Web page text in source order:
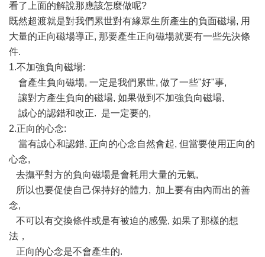
看了上面的解說那應該怎麼做呢?
既然超渡就是對我們累世對有緣眾生所產生的負面磁場, 用
大量的正向磁場導正, 那要產生正向磁場就要有一些先決條
件.
1.不加強負向磁場:
會產生負向磁場, 一定是我們累世, 做了一些"好"事,
讓對方產生負向的磁場, 如果做到不加強負向磁場,
誠心的認錯和改正. 是一定要的,
2.正向的心念:
當有誠心和認錯, 正向的心念自然會起, 但當要使用正向的
心念,
去撫平對方的負向磁場是會耗用大量的元氣,
所以也要促使自己保持好的體力, 加上要有由內而出的善
念,
不可以有交換條件或是有被迫的感覺, 如果了那樣的想
法，
正向的心念是不會產生的.